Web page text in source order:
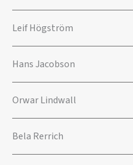
Leif Högström
Hans Jacobson
Orwar Lindwall
Bela Rerrich